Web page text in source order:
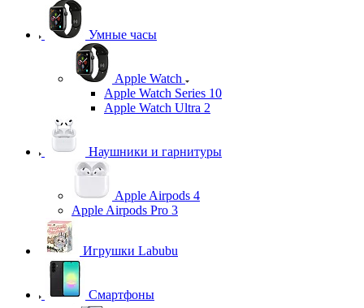
Умные часы
Apple Watch
Apple Watch Series 10
Apple Watch Ultra 2
Наушники и гарнитуры
Apple Airpods 4
Apple Airpods Pro 3
Игрушки Labubu
Смартфоны